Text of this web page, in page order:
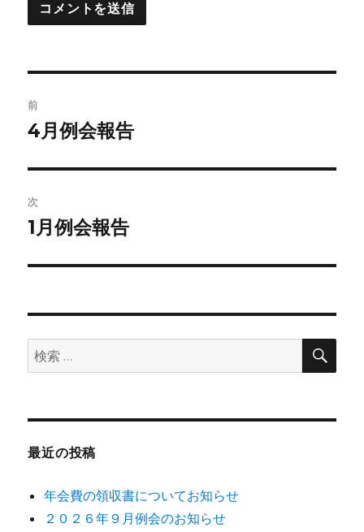
稿
ビ
ゲ
ー
ン
前
前
投
稿:
4月例会報告
次
次
投
1月例会報告
検
索:
検
最近の投稿
年会費の領収書についてお知らせ
２０２６年９月例会のお知らせ